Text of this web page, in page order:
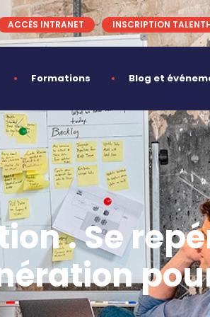
ACCÈS INTRANET INSCRIPTION
Formations Blog et
. Se